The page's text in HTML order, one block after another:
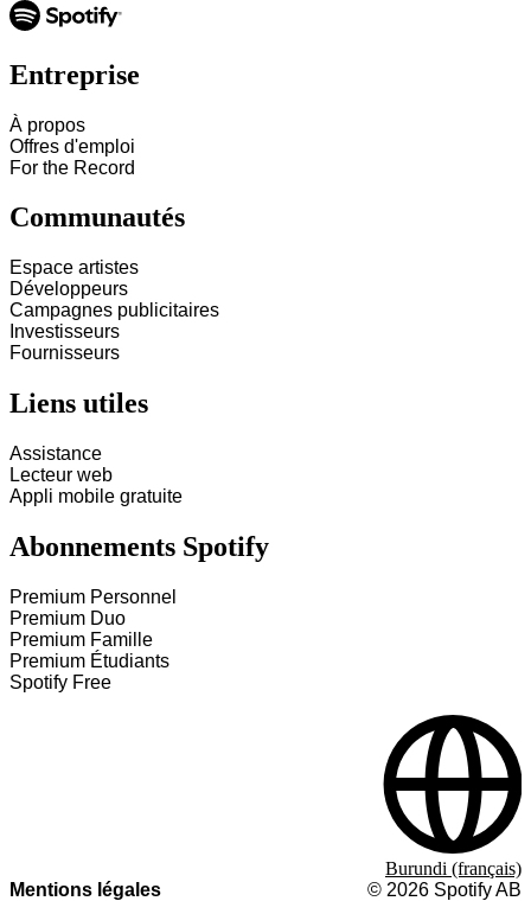
Entreprise
À propos
Offres d'emploi
For the Record
Communautés
Espace artistes
Développeurs
Campagnes publicitaires
Investisseurs
Fournisseurs
Liens utiles
Assistance
Lecteur web
Appli mobile gratuite
Abonnements Spotify
Premium Personnel
Premium Duo
Premium Famille
Premium Étudiants
Spotify Free
Mentions légales © 2026 Spotify AB
Burundi (français)